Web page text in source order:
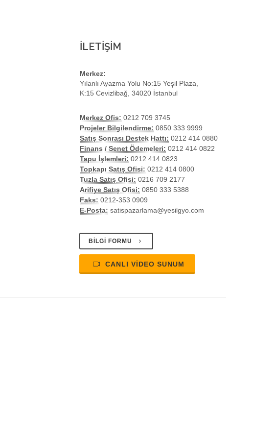
İLETİŞİM
Merkez:
Yılanlı Ayazma Yolu No:15 Yeşil Plaza,
K:15 Cevizlibağ, 34020 İstanbul
Merkez Ofis: 0212 709 3745
Projeler Bilgilendirme: 0850 333 9999
Satış Sonrası Destek Hattı: 0212 414 0880
Finans / Senet Ödemeleri: 0212 414 0822
Tapu İşlemleri: 0212 414 0823
Topkapı Satış Ofisi: 0212 414 0800
Tuzla Satış Ofisi: 0216 709 2177
Arifiye Satış Ofisi: 0850 333 5388
Faks: 0212-353 0909
E-Posta: satispazarlama@yesilgyo.com
BİLGİ FORMU
CANLI VİDEO SUNUM